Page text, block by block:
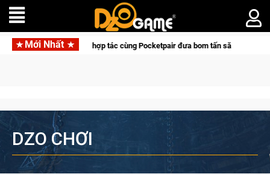
Mới Nhất
Garena hợp tác cùng Pocketpair đưa bom tấn săn thú sinh tồn lên di
DZO CHƠI